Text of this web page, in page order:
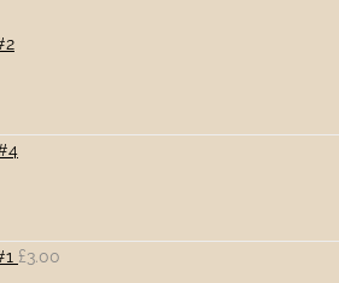
£3.00